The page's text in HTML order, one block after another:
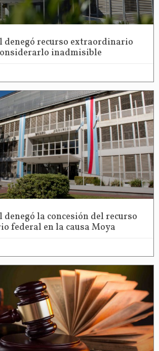
denegó recurso extraordinario
inadmisible
denegó la concesión del recurso
federal en la causa Moya